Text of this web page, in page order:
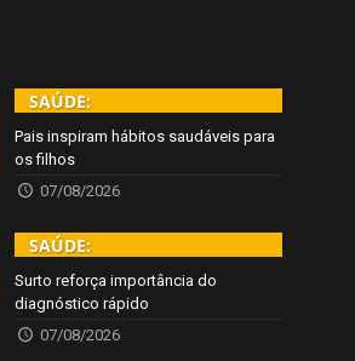
SAÚDE:
Pais inspiram hábitos saudáveis para
os filhos
07/08/2026
SAÚDE:
Surto reforça importância do
diagnóstico rápido
07/08/2026